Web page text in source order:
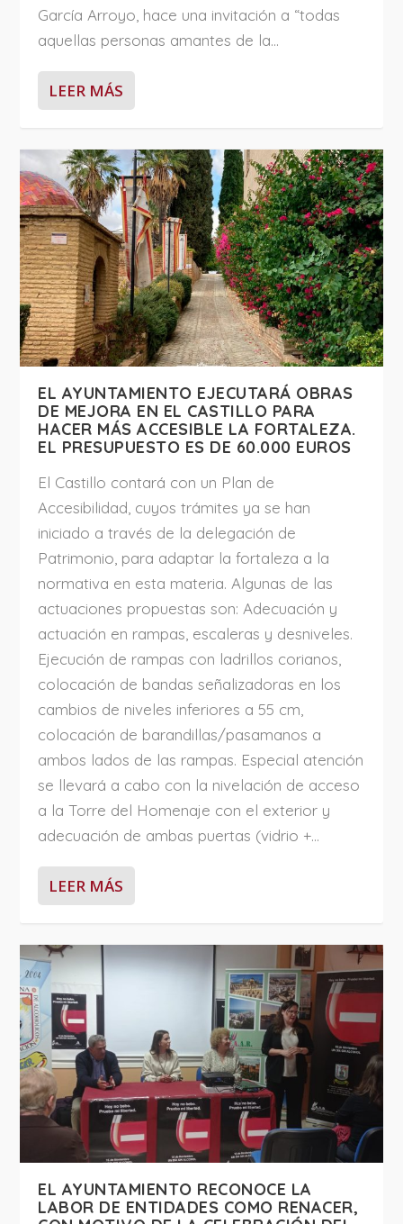
García Arroyo, hace una invitación a “todas
aquellas personas amantes de la...
LEER MÁS
EL AYUNTAMIENTO EJECUTARÁ OBRAS
DE MEJORA EN EL CASTILLO PARA
HACER MÁS ACCESIBLE LA FORTALEZA.
EL PRESUPUESTO ES DE 60.000 EUROS
El Castillo contará con un Plan de
Accesibilidad, cuyos trámites ya se han
iniciado a través de la delegación de
Patrimonio, para adaptar la fortaleza a la
normativa en esta materia. Algunas de las
actuaciones propuestas son: Adecuación y
actuación en rampas, escaleras y desniveles.
Ejecución de rampas con ladrillos corianos,
colocación de bandas señalizadoras en los
cambios de niveles inferiores a 55 cm,
colocación de barandillas/pasamanos a
ambos lados de las rampas. Especial atención
se llevará a cabo con la nivelación de acceso
a la Torre del Homenaje con el exterior y
adecuación de ambas puertas (vidrio +...
LEER MÁS
EL AYUNTAMIENTO RECONOCE LA
LABOR DE ENTIDADES COMO RENACER,